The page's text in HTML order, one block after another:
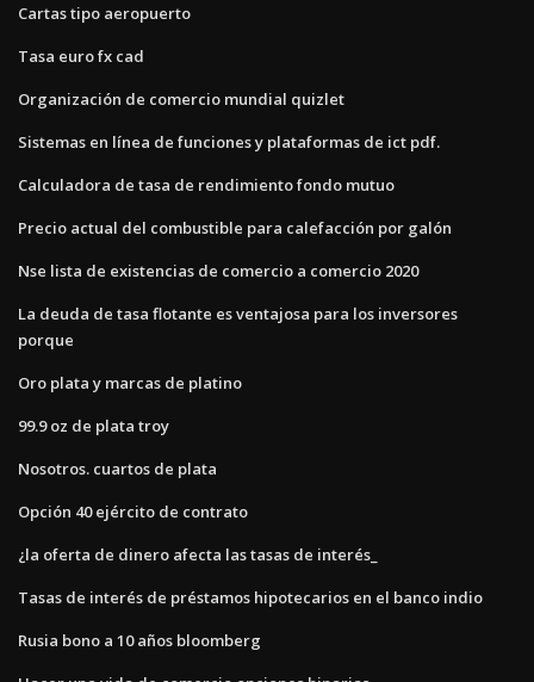
Cartas tipo aeropuerto
Tasa euro fx cad
Organización de comercio mundial quizlet
Sistemas en línea de funciones y plataformas de ict pdf.
Calculadora de tasa de rendimiento fondo mutuo
Precio actual del combustible para calefacción por galón
Nse lista de existencias de comercio a comercio 2020
La deuda de tasa flotante es ventajosa para los inversores
porque
Oro plata y marcas de platino
99.9 oz de plata troy
Nosotros. cuartos de plata
Opción 40 ejército de contrato
¿la oferta de dinero afecta las tasas de interés_
Tasas de interés de préstamos hipotecarios en el banco indio
Rusia bono a 10 años bloomberg